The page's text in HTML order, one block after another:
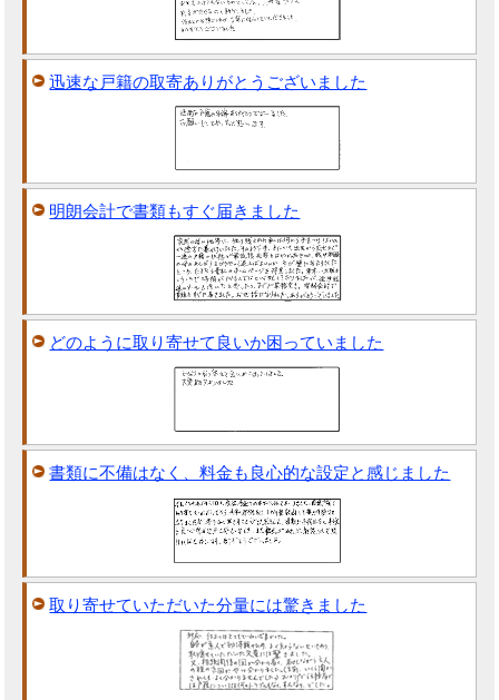
迅速な戸籍の取寄ありがとうございました
明朗会計で書類もすぐ届きました
どのように取り寄せて良いか困っていました
書類に不備はなく、料金も良心的な設定と感じました
取り寄せていただいた分量には驚きました